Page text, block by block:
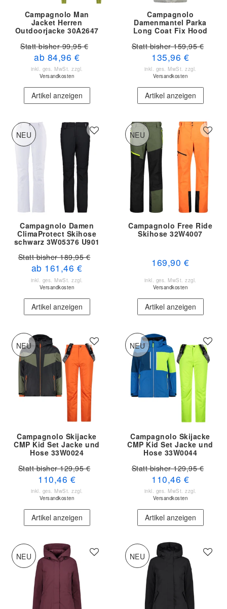
Campagnolo Man
Jacket Herren
Outdoorjacke 30A2647
Statt bisher 99,95 €
ab 84,96 €
inkl. ges. MwSt. zzgl.
Versandkosten
Artikel anzeigen
Campagnolo
Damenmantel Parka
Long Coat Fix Hood
Statt bisher 159,95 €
135,96 €
inkl. ges. MwSt. zzgl.
Versandkosten
Artikel anzeigen
NEU
Campagnolo Damen
ClimaProtect Skihose
schwarz 3W05376 U901
Statt bisher 189,95 €
ab 161,46 €
inkl. ges. MwSt. zzgl.
Versandkosten
Artikel anzeigen
NEU
Campagnolo Free Ride
Skihose 32W4007
169,90 €
inkl. ges. MwSt. zzgl.
Versandkosten
Artikel anzeigen
NEU
Campagnolo Skijacke
CMP Kid Set Jacke und
Hose 33W0024
Statt bisher 129,95 €
110,46 €
inkl. ges. MwSt. zzgl.
Versandkosten
Artikel anzeigen
NEU
Campagnolo Skijacke
CMP Kid Set Jacke und
Hose 33W0044
Statt bisher 129,95 €
110,46 €
inkl. ges. MwSt. zzgl.
Versandkosten
Artikel anzeigen
NEU NEU